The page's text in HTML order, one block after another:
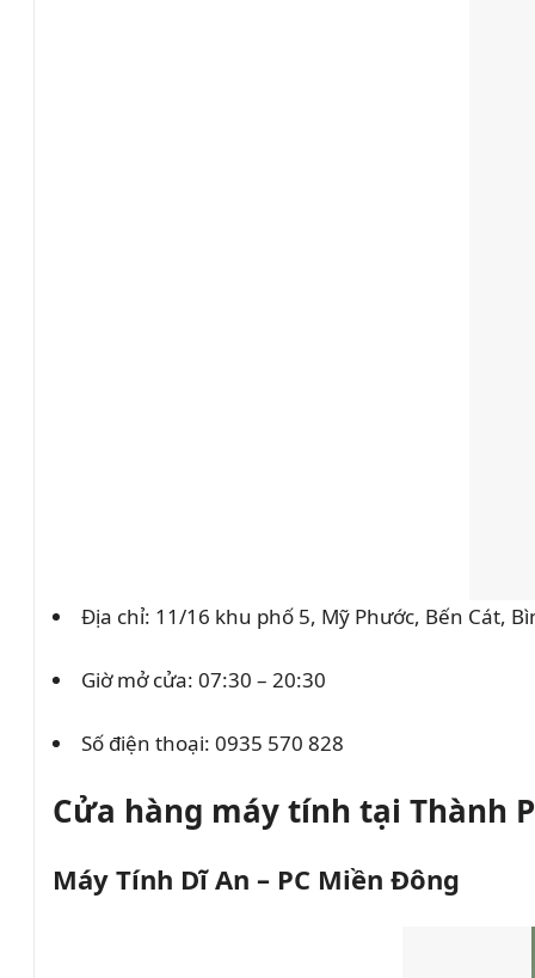
Địa chỉ: 11/16 khu phố 5, Mỹ Phước, Bến Cát,
Giờ mở cửa: 07:30 – 20:30
Số điện thoại: 0935 570 828
Cửa hàng máy tính tại Thành
Máy Tính Dĩ An – PC Miền Đông